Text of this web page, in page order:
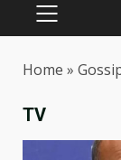
PRIMARY
Home »
TV